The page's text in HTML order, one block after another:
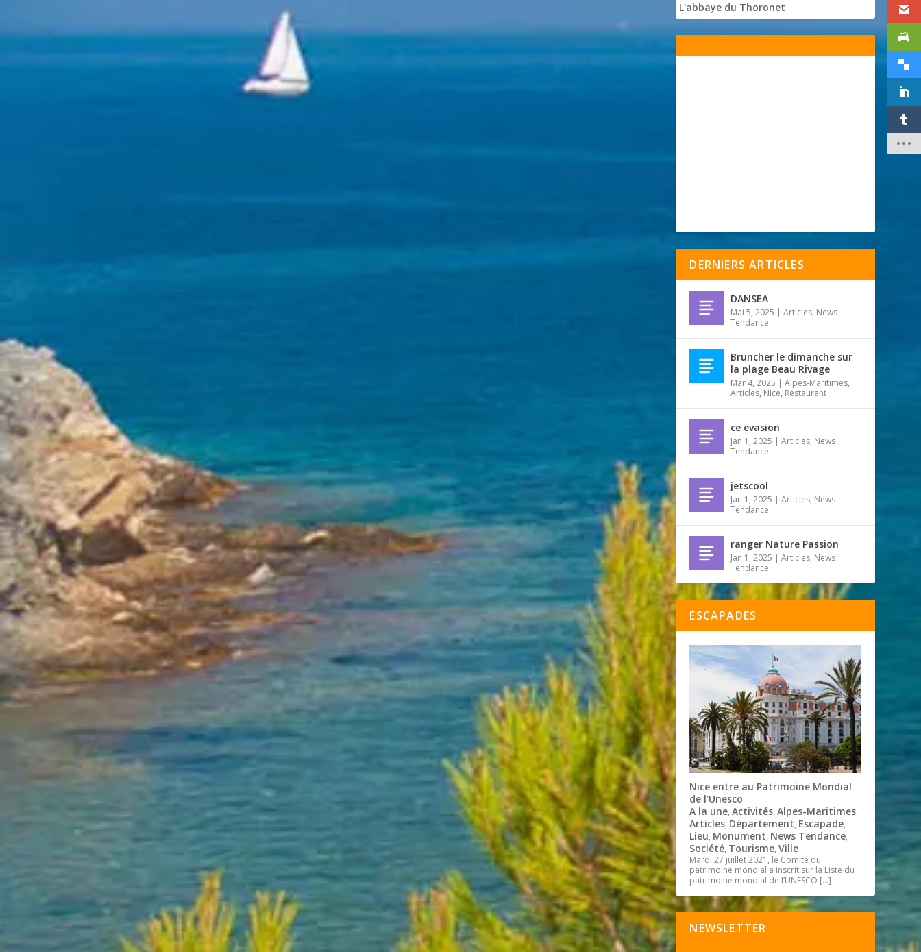
L'abbaye du Thoronet
DERNIERS ARTICLES
DANSEA
Mai 5, 2025 |Articles, News
Tendance
Bruncher le dimanche sur
la plage Beau Rivage
Mar 4, 2025 |Alpes-Maritimes,
Articles, Nice, Restaurant
ce evasion
Jan 1, 2025 |Articles, News
Tendance
jetscool
Jan 1, 2025 |Articles, News
Tendance
ranger Nature Passion
Jan 1, 2025 |Articles, News
Tendance
ESCAPADES
Nice entre au Patrimoine Mondial
de l’Unesco
A la une,Activités,Alpes-Maritimes,
Articles, Département, Escapade,
Lieu, Monument, News Tendance,
Société, Tourisme,Ville
Mardi 27 juillet 2021, le Comité du
patrimoine mondial a inscrit sur la Liste du
patrimoine mondial de l’UNESCO […]
NEWSLETTER